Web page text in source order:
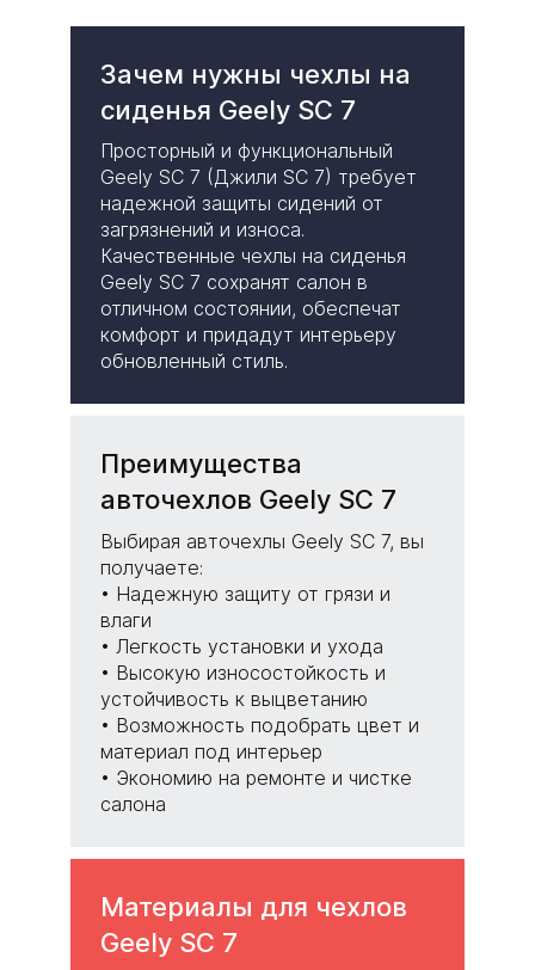
Зачем нужны чехлы на
сиденья Geely SC 7
Просторный и функциональный
Geely SC 7 (Джили SC 7) требует
надежной защиты сидений от
загрязнений и износа.
Качественные чехлы на сиденья
Geely SC 7 сохранят салон в
отличном состоянии, обеспечат
комфорт и придадут интерьеру
обновленный стиль.
Преимущества
авточехлов Geely SC 7
Выбирая авточехлы Geely SC 7, вы
получаете:
• Надежную защиту от грязи и
влаги
• Легкость установки и ухода
• Высокую износостойкость и
устойчивость к выцветанию
• Возможность подобрать цвет и
материал под интерьер
• Экономию на ремонте и чистке
салона
Материалы для чехлов
Geely SC 7